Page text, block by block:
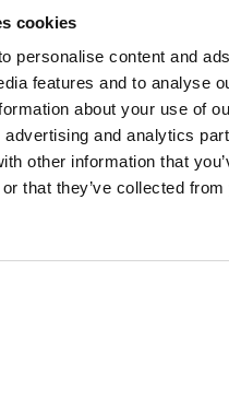
cookies
personalise content and
features and to analyse
about your use of
and analytics
other information that
that they’ve collected